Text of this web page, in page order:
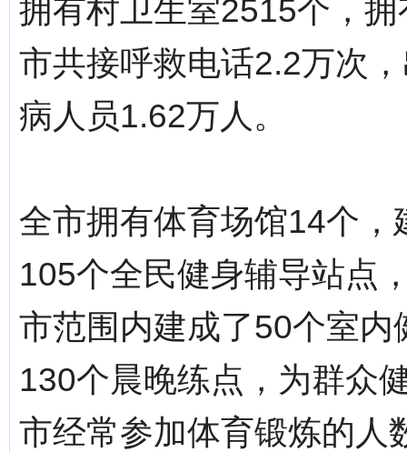
拥有村卫生室2515个，
市共接呼救电话2.2万次
病人员1.62万人。
全市拥有体育场馆14个
105个全民健身辅导站点
市范围内建成了50个室
130个晨晚练点，为群众
市经常参加体育锻炼的人